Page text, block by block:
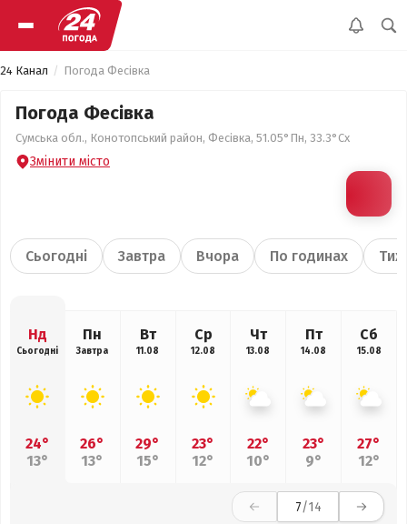
24 Канал Погода Фесівка
Погода Фесівка
Сумська обл., Конотопський район, Фесівка, 51.05°Пн, 33.3°Сх
Змінити місто
Сьогодні Завтра Вчора По годинах
Нд
Сьогодні
24°
13°
Пн
Завтра
26°
13°
Вт
11.08
29°
15°
Ср
12.08
23°
12°
Чт
13.08
22°
10°
Пт
14.08
23°
9°
Сб
15.08
27°
12°
7/14